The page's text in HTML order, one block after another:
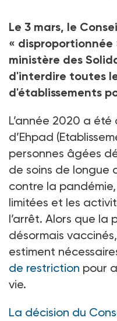
Crédit photo SYLVAIN
AFP
Le 3 mars, le
« disproportionnée
ministère des
d'interdire toutes
d'établissements
L’année 2020 a
d’Ehpad
personnes âgées
de soins de longue
contre la
limitées et les
l’arrêt. Alors que la
désormais
estiment
de restriction pour
vie.
La décision du